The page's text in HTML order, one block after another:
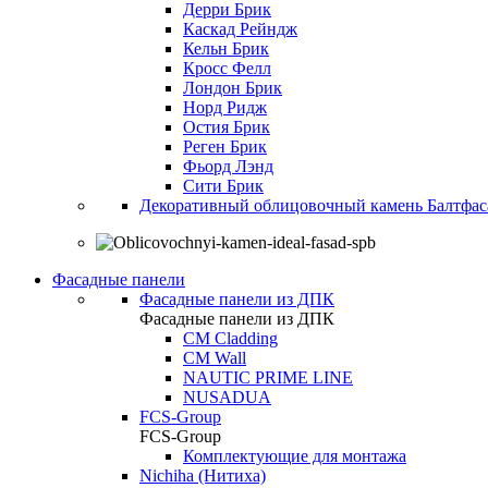
Дерри Брик
Каскад Рейндж
Кельн Брик
Кросс Фелл
Лондон Брик
Норд Ридж
Остия Брик
Реген Брик
Фьорд Лэнд
Сити Брик
Декоративный облицовочный камень
Фасадные панели
Фасадные панели из ДПК
Фасадные панели из ДПК
CM Cladding
CM Wall
NAUTIC PRIME LINE
NUSADUA
FCS-Group
FCS-Group
Комплектующие для монтажа
Nichiha (Нитиха)